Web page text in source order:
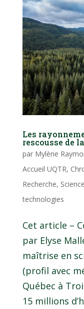
Les
rescousse de
par Mylène
Accueil UQTR,
Recherche,
technologies
Cet article –
par Elyse
maîtrise en
(profil avec
Québec à
15 millions